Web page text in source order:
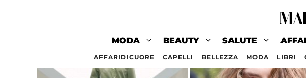
MODA BEAUTY SALUTE
AFFARIDICUORE CAPELLI BELLEZZA MODA LIBRI